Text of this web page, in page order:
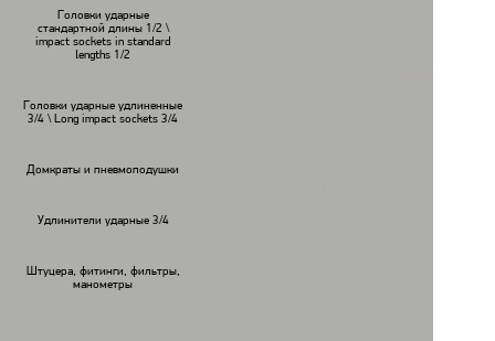
Головки ударные
стандартной длины 1/2 \
impact sockets in standard
lengths 1/2
Головки ударные удлиненные
3/4 \ Long impact sockets 3/4
Домкраты и пневмоподушки
Удлинители ударные 3/4
Штуцера, фитинги, фильтры,
манометры